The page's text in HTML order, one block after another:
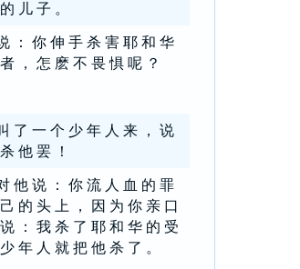
儿 子 。
： 你 伸 手 杀 害 耶 和 华
， 怎 麽 不 畏 惧 呢 ？
了 一 个 少 年 人 来 ， 说
他 罢 ！
他 说 ： 你 流 人 血 的 罪
的 头 上 ， 因 为 你 亲 口
： 我 杀 了 耶 和 华 的 受
年 人 就 把 他 杀 了 。